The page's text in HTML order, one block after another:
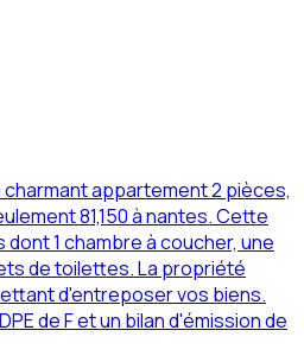
appartement 2 pièces,
81,150 à nantes. Cette
1 chambre à coucher, une
de toilettes. La propriété
d'entreposer vos biens.
de F et un bilan d'émission de